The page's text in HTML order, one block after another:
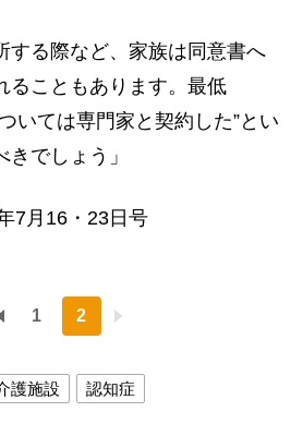
する際など、家族は同意書へ
ることもあります。最低
いては専門家と契約した”とい
でしょう」
7月16・23日号
1 2
護施設 認知症